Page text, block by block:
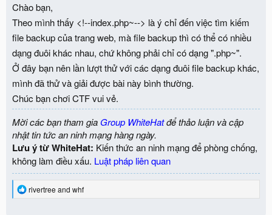
Chào bạn,
Theo mình thấy <!--index.php~--> là ý chỉ đến việc tìm kiếm
file backup của trang web, mà file backup thì có thể có nhiều
dạng đuôi khác nhau, chứ không phải chỉ có dạng ".php~".
Ở đây bạn nên lần lượt thử với các dạng đuôi file backup khác,
mình đã thử và giải được bài này bình thường.
Chúc bạn chơi CTF vui vẻ.
Mời các bạn tham gia Group WhiteHatđể thảo luận và cập
nhật tin tức an ninh mạng hàng ngày.
Lưu ý từ WhiteHat: Kiến thức an ninh mạng để phòng chống,
không làm điều xấu. Luật pháp liên quan
R
rivertree and whf